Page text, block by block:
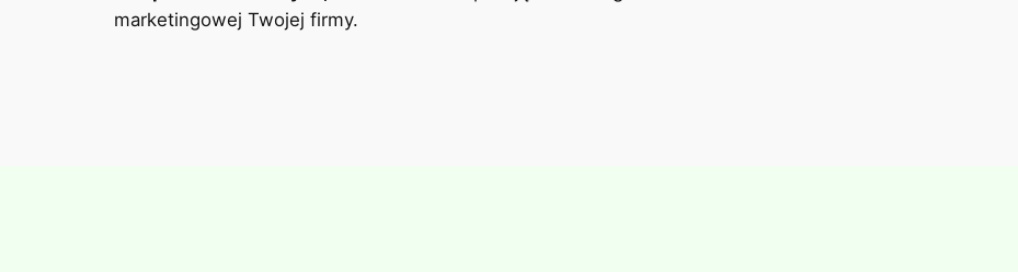
marketingowej Twojej firmy.